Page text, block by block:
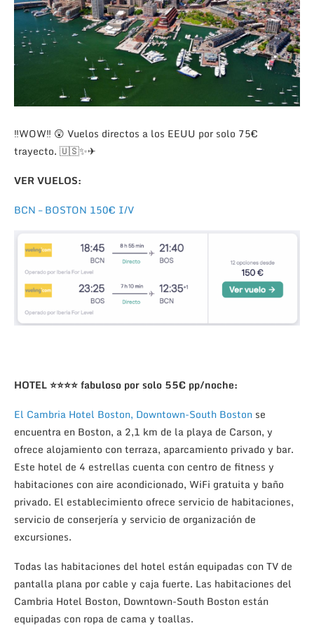
‼WOW‼ 😲 Vuelos directos a los EEUU por solo 75€
trayecto. 🇺🇸✨✈
VER VUELOS:
BCN – BOSTON 150€ I/V
HOTEL ⭐⭐⭐⭐ fabuloso por solo 55€ pp/noche:
El Cambria Hotel Boston, Downtown-South Boston se
encuentra en Boston, a 2,1 km de la playa de Carson, y
ofrece alojamiento con terraza, aparcamiento privado y bar.
Este hotel de 4 estrellas cuenta con centro de fitness y
habitaciones con aire acondicionado, WiFi gratuita y baño
privado. El establecimiento ofrece servicio de habitaciones,
servicio de conserjería y servicio de organización de
excursiones.
Todas las habitaciones del hotel están equipadas con TV de
pantalla plana por cable y caja fuerte. Las habitaciones del
Cambria Hotel Boston, Downtown-South Boston están
equipadas con ropa de cama y toallas.